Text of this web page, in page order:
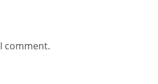
comment.